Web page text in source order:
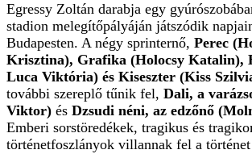
Egressy Zoltán darabja egy
stadion melegítőpályáján játszódik
Budapesten. A négy sprinternő, Perec
Krisztina), Grafika (Holocsy Katalin),
Luca Viktória) és Kiseszter (Kiss
további szereplő tűnik fel, Dali, a
Viktor) és Dzsudi néni, az edzőnő
Emberi sorstöredékek, tragikus és
történetfoszlányok villannak fel a történet